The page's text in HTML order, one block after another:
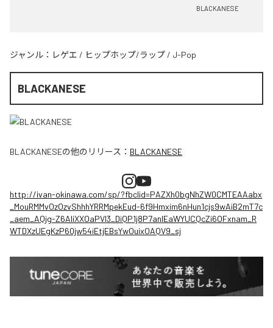
BLACKANESE
ジャンル： レゲエ / ヒップホップ/ラップ / J-Pop
BLACKANESE
BLACKANESEの他のリリース： BLACKANESE
http://ivan-okinawa.com/sp/?fbclid=PAZXh0bgNhZW0CMTEAAabx
_MouRMMvOzOzvShhhYRRMpekEud-6f9Hmxim6nHun1cjs9wAiB2mT7c
_aem_AQjg-Z6AIiXXOaPVl3_DiQP1j8P7anlEaWYUCQcZi6OFxnam_R
WTDXzUEgKzP60jw54iEtjEBsYwOuixOAQV9_sj